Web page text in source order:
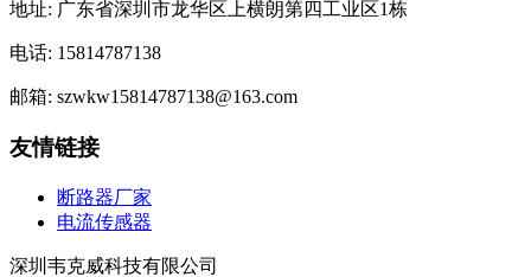
地址: 广东省深圳市龙华区上横朗第四工业区1栋
电话: 15814787138
邮箱: szwkw15814787138@163.com
友情链接
断路器厂家
电流传感器
深圳韦克威科技有限公司